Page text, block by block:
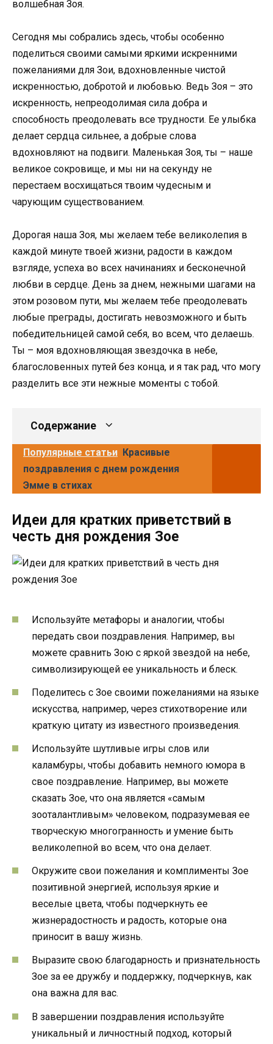
волшебная Зоя.
Сегодня мы собрались здесь, чтобы особенно
поделиться своими самыми яркими искренними
пожеланиями для Зои, вдохновленные чистой
искренностью, добротой и любовью. Ведь Зоя – это
искренность, непреодолимая сила добра и
способность преодолевать все трудности. Ее улыбка
делает сердца сильнее, а добрые слова
вдохновляют на подвиги. Маленькая Зоя, ты – наше
великое сокровище, и мы ни на секунду не
перестаем восхищаться твоим чудесным и
чарующим существованием.
Дорогая наша Зоя, мы желаем тебе великолепия в
каждой минуте твоей жизни, радости в каждом
взгляде, успеха во всех начинаниях и бесконечной
любви в сердце. День за днем, нежными шагами на
этом розовом пути, мы желаем тебе преодолевать
любые преграды, достигать невозможного и быть
победительницей самой себя, во всем, что делаешь.
Ты – моя вдохновляющая звездочка в небе,
благословенных путей без конца, и я так рад, что могу
разделить все эти нежные моменты с тобой.
Содержание
Популярные статьи Красивые
поздравления с днем рождения
Эмме в стихах
Идеи для кратких приветствий в
честь дня рождения Зое
Используйте метафоры и аналогии, чтобы
передать свои поздравления. Например, вы
можете сравнить Зою с яркой звездой на небе,
символизирующей ее уникальность и блеск.
Поделитесь с Зое своими пожеланиями на языке
искусства, например, через стихотворение или
краткую цитату из известного произведения.
Используйте шутливые игры слов или
каламбуры, чтобы добавить немного юмора в
свое поздравление. Например, вы можете
сказать Зое, что она является «самым
зооталантливым» человеком, подразумевая ее
творческую многогранность и умение быть
великолепной во всем, что она делает.
Окружите свои пожелания и комплименты Зое
позитивной энергией, используя яркие и
веселые цвета, чтобы подчеркнуть ее
жизнерадостность и радость, которые она
приносит в вашу жизнь.
Выразите свою благодарность и признательность
Зое за ее дружбу и поддержку, подчеркнув, как
она важна для вас.
В завершении поздравления используйте
уникальный и личностный подход, который